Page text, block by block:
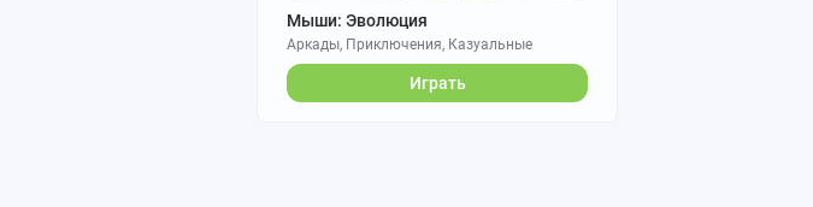
Мыши: Эволюция
Аркады, Приключения, Казуальные
Играть